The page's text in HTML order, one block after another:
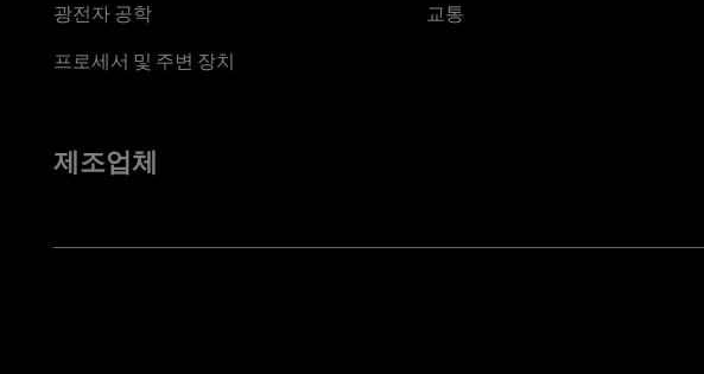
광전자 공학
프로세서 및 주변 장치
교통
제조업체